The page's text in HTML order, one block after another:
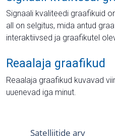
Signaali kvaliteedi graafikuid
all on selgitus, mida antud
interaktiivsed ja graafikutel
Reaalaja graafikud
Reaalaja graafikud kuvavad
uuenevad iga minut.